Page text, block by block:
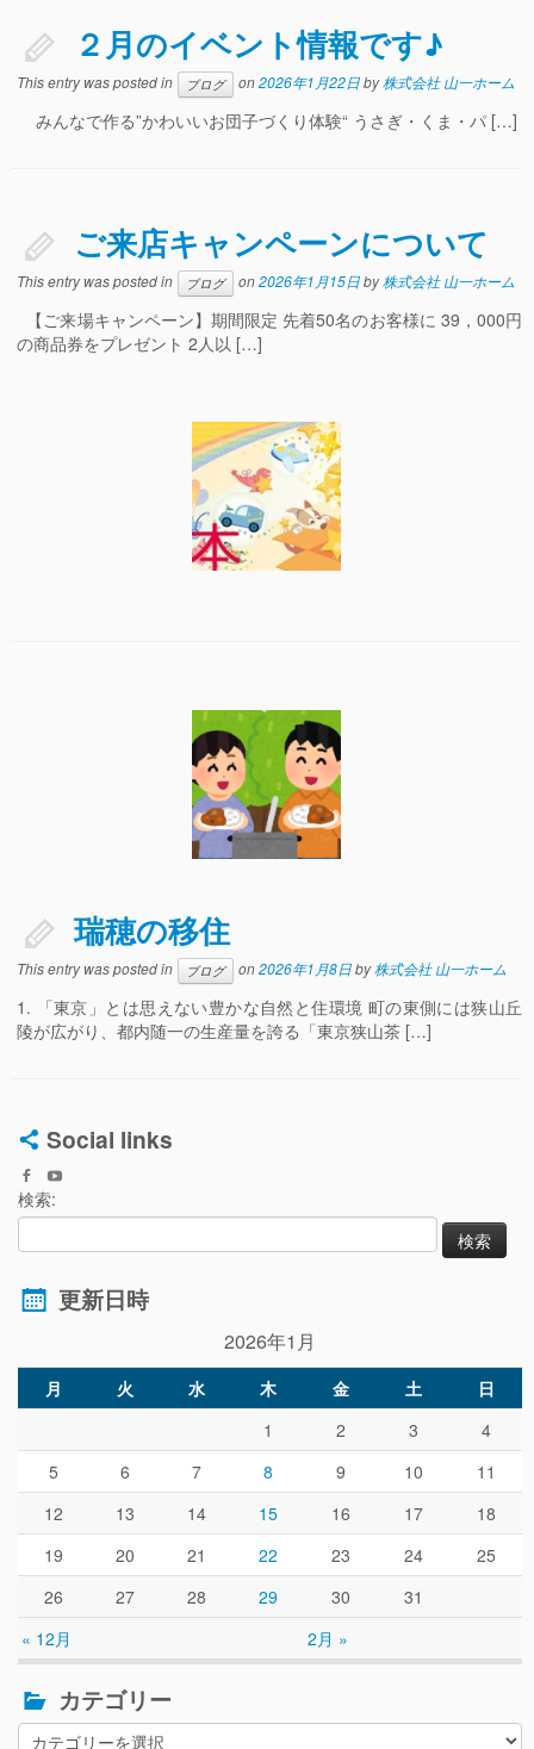
２月のイベント情報です♪
This entry was posted in ブログ on2026年1月22日by株式会社 山一ホーム
みんなで作る”かわいいお団子づくり体験“ うさぎ・くま・パ […]
ご来店キャンペーンについて
This entry was posted in ブログ on2026年1月15日by株式会社 山一ホーム
【ご来場キャンペーン】期間限定 先着50名のお客様に 39，000円
の商品券をプレゼント 2人以 […]
瑞穂の移住
This entry was posted in ブログ on2026年1月8日by株式会社 山一ホーム
1. 「東京」とは思えない豊かな自然と住環境 町の東側には狭山丘
陵が広がり、都内随一の生産量を誇る「東京狭山茶 […]
Social links
検索:
更新日時
2026年1月
月 火 水 木 金 土 日
« 12月 2月 »
1 2 3
4
5
6 7 8 9 10
11
12
13 14 15 16 17
18
19
20 21 22 23 24
25
26
27 28 29 30 31
カテゴリー